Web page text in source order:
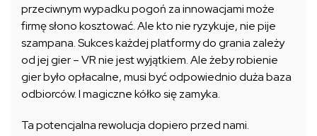
przeciwnym wypadku pogoń za innowacjami może
firmę słono kosztować. Ale kto nie ryzykuje, nie pije
szampana. Sukces każdej platformy do grania zależy
od jej gier – VR nie jest wyjątkiem. Ale żeby robienie
gier było opłacalne, musi być odpowiednio duża baza
odbiorców. I magiczne kółko się zamyka.
Ta potencjalna rewolucja dopiero przed nami.